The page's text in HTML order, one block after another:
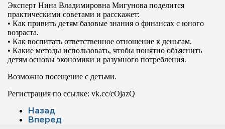
Эксперт Нина Владимировна Мигунова поделится
практическими советами и расскажет:
• Как привить детям базовые знания о финансах с юного
возраста.
• Как воспитать ответственное отношение к деньгам.
• Какие методы использовать, чтобы понятно объяснить
детям основы экономики и разумного потребления.
Возможно посещение с детьми.
Регистрация по ссылке: vk.cc/cOjazQ
Назад
Вперед